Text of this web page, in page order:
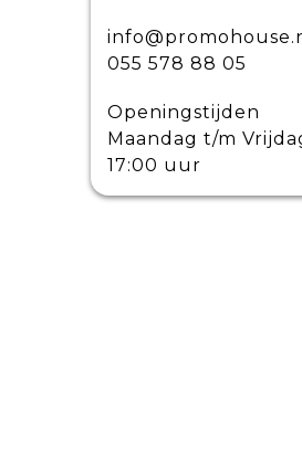
(1)
TRICORP
(7)
055 578 88 05
Openingstijden
Maandag t/m
17:00 uur